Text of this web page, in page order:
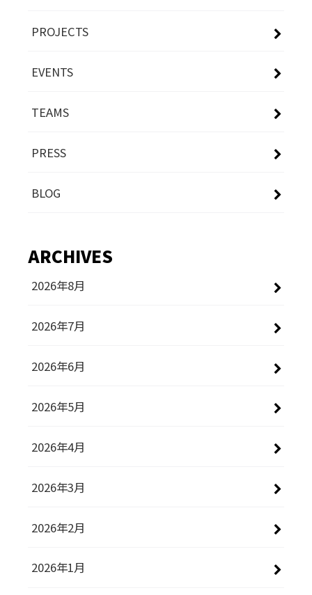
PROJECTS
EVENTS
TEAMS
PRESS
BLOG
ARCHIVES
2026年8月
2026年7月
2026年6月
2026年5月
2026年4月
2026年3月
2026年2月
2026年1月